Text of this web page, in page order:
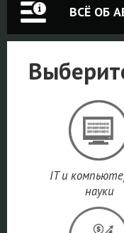
ВСЁ ОБ
IT и
науки